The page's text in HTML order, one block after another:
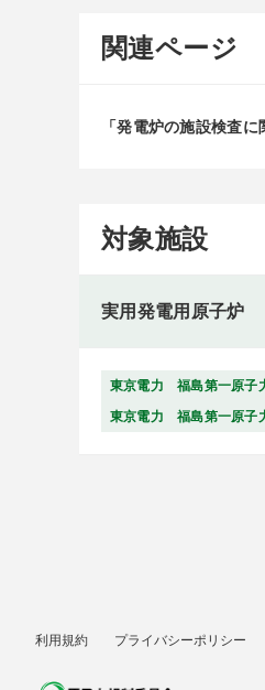
関連ページ
「発電炉の施設検査
対象施設
実用発電用原子炉
東京電力 福島第一原子
東京電力 福島第一原子
利用規約 プライバシーポリシー